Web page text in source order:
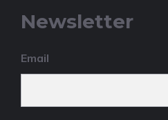
Newsletter
Email